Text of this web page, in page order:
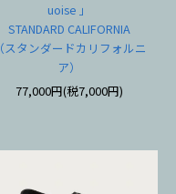
uoise 」
STANDARD CALIFORNIA
（スタンダードカリフォルニ
ア）
77,000円(税7,000円)